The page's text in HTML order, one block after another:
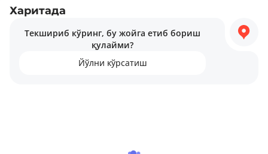
Харитада
Текшириб кўринг, бу жойга етиб бориш
қулайми?
Йўлни кўрсатиш